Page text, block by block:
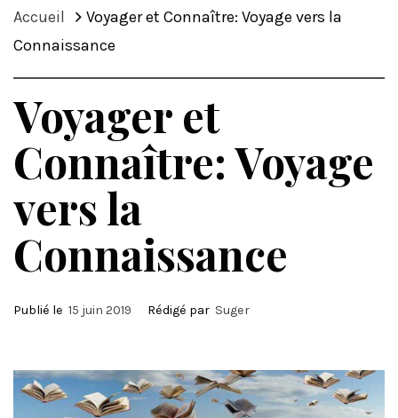
Accueil
Voyager et Connaître: Voyage vers la
Connaissance
Voyager et
Connaître: Voyage
vers la
Connaissance
Publié le 15 juin 2019 Rédigé par Suger